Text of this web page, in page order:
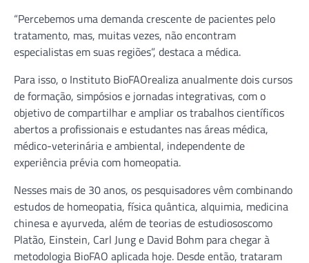
“Percebemos uma demanda crescente de pacientes pelo
tratamento, mas, muitas vezes, não encontram
especialistas em suas regiões”, destaca a médica.
Para isso, o Instituto BioFAOrealiza anualmente dois cursos
de formação, simpósios e jornadas integrativas, com o
objetivo de compartilhar e ampliar os trabalhos científicos
abertos a profissionais e estudantes nas áreas médica,
médico-veterinária e ambiental, independente de
experiência prévia com homeopatia.
Nesses mais de 30 anos, os pesquisadores vêm combinando
estudos de homeopatia, física quântica, alquimia, medicina
chinesa e ayurveda, além de teorias de estudiososcomo
Platão, Einstein, Carl Jung e David Bohm para chegar à
metodologia BioFAO aplicada hoje. Desde então, trataram